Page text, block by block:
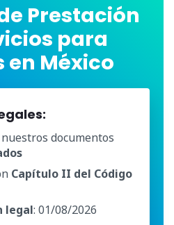
Prestación
para
en México
documentos
Capítulo II del Código
legal: 01/08/2026